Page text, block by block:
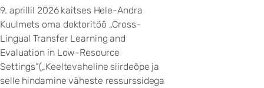
9. aprillil 2026 kaitses Hele-Andra
Kuulmets oma doktoritöö „Cross-
Lingual Transfer Learning and
Evaluation in Low-Resource
Settings“(„Keeltevaheline siirdeõpe ja
selle hindamine väheste ressurssidega